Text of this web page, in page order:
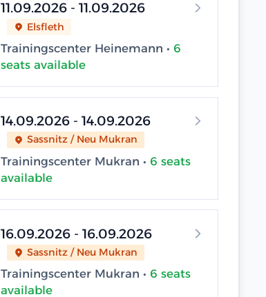
11.09.2026 - 11.09.2026
Elsfleth
Trainingscenter Heinemann • 6
seats available
14.09.2026 - 14.09.2026
Sassnitz / Neu Mukran
Trainingscenter Mukran • 6 seats
available
16.09.2026 - 16.09.2026
Sassnitz / Neu Mukran
Trainingscenter Mukran • 6 seats
available